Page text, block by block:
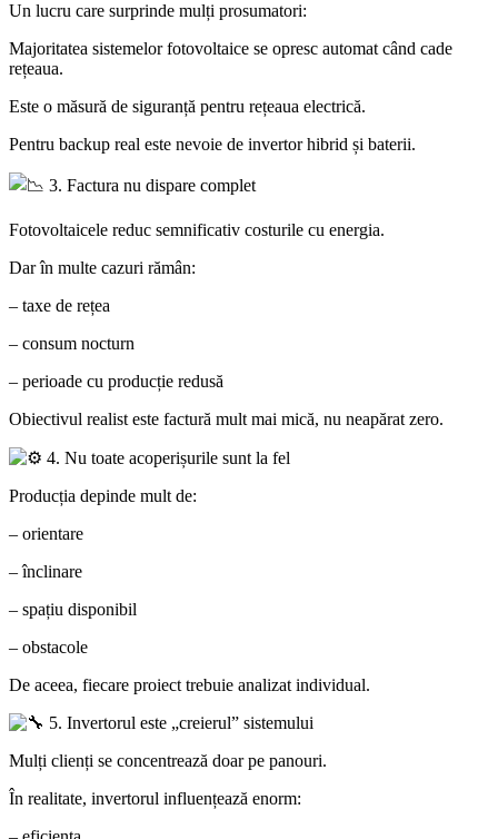
Un lucru care surprinde mulți prosumatori:
Majoritatea sistemelor fotovoltaice se opresc automat când cade
rețeaua.
Este o măsură de siguranță pentru rețeaua electrică.
Pentru backup real este nevoie de invertor hibrid și baterii.
3. Factura nu dispare complet
Fotovoltaicele reduc semnificativ costurile cu energia.
Dar în multe cazuri rămân:
– taxe de rețea
– consum nocturn
– perioade cu producție redusă
Obiectivul realist este factură mult mai mică, nu neapărat zero.
4. Nu toate acoperișurile sunt la fel
Producția depinde mult de:
– orientare
– înclinare
– spațiu disponibil
– obstacole
De aceea, fiecare proiect trebuie analizat individual.
5. Invertorul este „creierul” sistemului
Mulți clienți se concentrează doar pe panouri.
În realitate, invertorul influențează enorm: